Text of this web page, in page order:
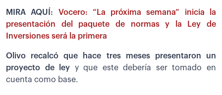
MIRA AQUÍ: Vocero: “La próxima semana” inicia la
presentación del paquete de normas y la Ley de
Inversiones será la primera
Olivo recalcó que hace tres meses presentaron un
proyecto de ley y que este debería ser tomado en
cuenta como base.